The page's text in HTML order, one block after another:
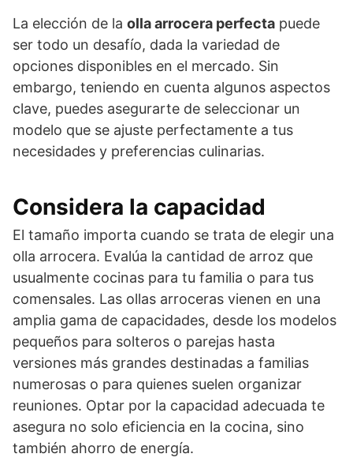
La elección de la olla arrocera perfecta puede
ser todo un desafío, dada la variedad de
opciones disponibles en el mercado. Sin
embargo, teniendo en cuenta algunos aspectos
clave, puedes asegurarte de seleccionar un
modelo que se ajuste perfectamente a tus
necesidades y preferencias culinarias.
Considera la capacidad
El tamaño importa cuando se trata de elegir una
olla arrocera. Evalúa la cantidad de arroz que
usualmente cocinas para tu familia o para tus
comensales. Las ollas arroceras vienen en una
amplia gama de capacidades, desde los modelos
pequeños para solteros o parejas hasta
versiones más grandes destinadas a familias
numerosas o para quienes suelen organizar
reuniones. Optar por la capacidad adecuada te
asegura no solo eficiencia en la cocina, sino
también ahorro de energía.